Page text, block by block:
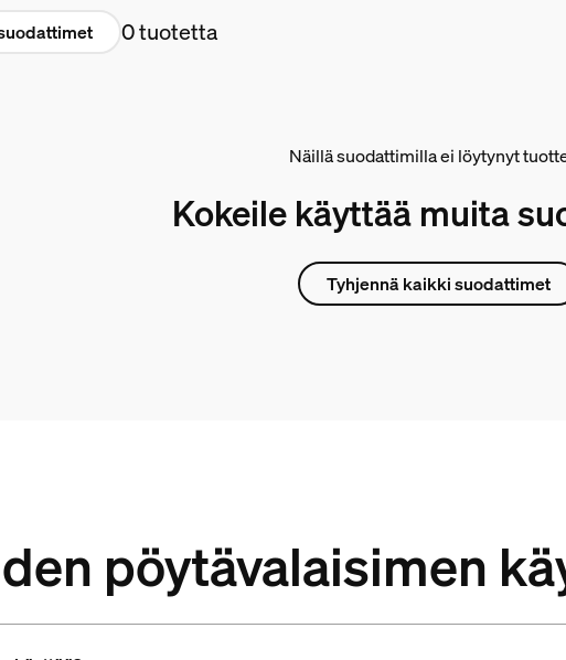
0 tuotetta
Näillä suodattimilla ei löytynyt
Kokeile käyttää muita
Tyhjennä kaikki suodattimet
pöytävalaisimen